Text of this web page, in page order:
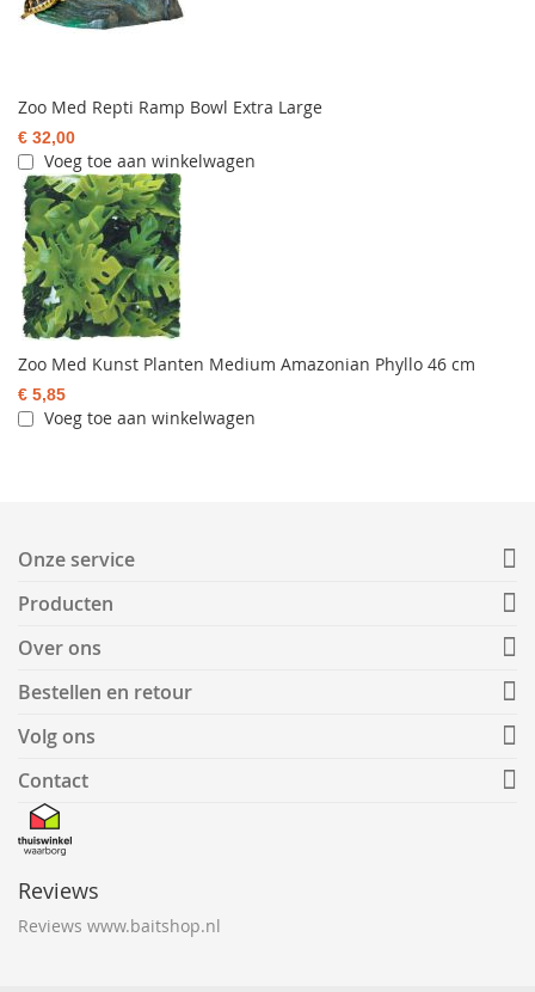
Zoo Med Repti Ramp Bowl Extra Large
€ 32,00
Voeg toe aan winkelwagen
Zoo Med Kunst Planten Medium Amazonian Phyllo 46 cm
€ 5,85
Voeg toe aan winkelwagen
Onze service
Producten
Over ons
Bestellen en retour
Volg ons
Contact
Reviews
Reviews www.baitshop.nl